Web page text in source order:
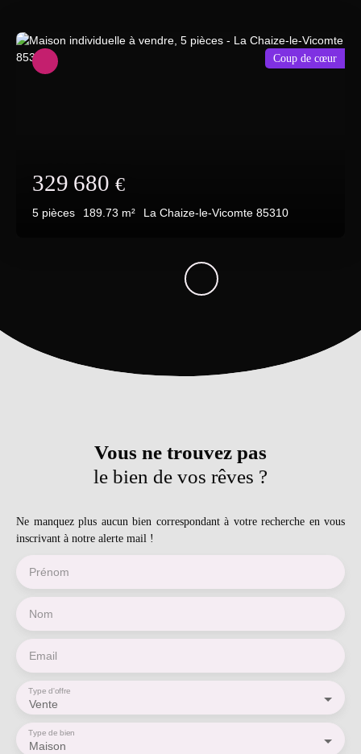
329 680 €
5 pièces 189.73 m² La Chaize-le-Vicomte 85310
Coup de cœur
Vous ne trouvez pas
le bien de vos rêves ?
Ne manquez plus aucun bien correspondant à votre recherche en vous
inscrivant à notre alerte mail !
Prénom
Nom
Email
Vente
Type d'offre
Maison
Type de bien